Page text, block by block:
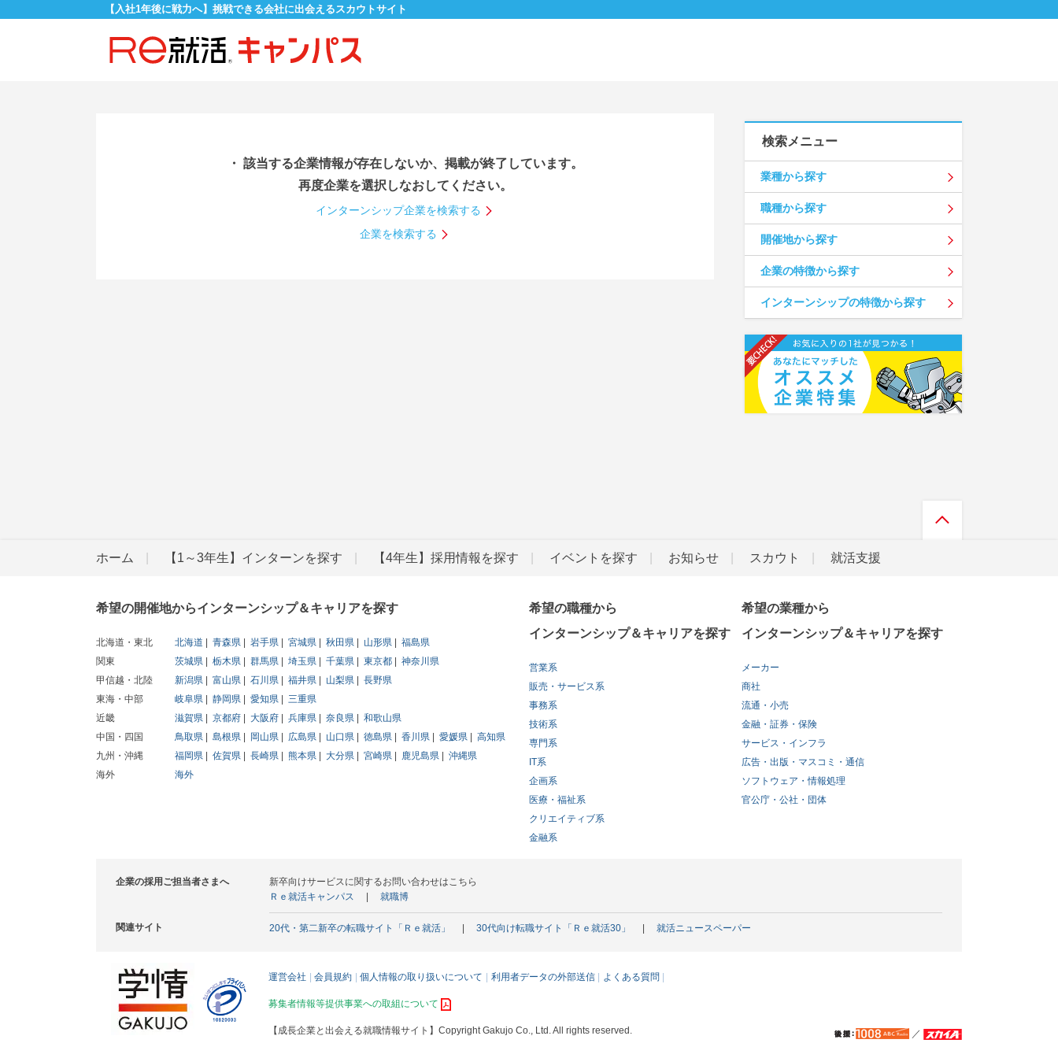
【入社1年後に戦力へ】挑戦できる会社に出会えるスカウトサイト
・ 該当する企業情報が存在しないか、掲載が終了しています。
再度企業を選択しなおしてください。
インターンシップ企業を検索する
企業を検索する
検索メニュー
業種から探す
職種から探す
開催地から探す
企業の特徴から探す
インターンシップの特徴から探す
ホーム 【1～3年生】インターンを探す 【4年生】採用情報を探す イベントを探す お知らせ スカウト 就活支援
希望の開催地からインターンシップ＆キャリアを探す
北海道・東北 北海道 青森県 岩手県 宮城県 秋田県 山形県
福島県
関東
茨城県 栃木県 群馬県 埼玉県 千葉県 東京都
神奈川県
甲信越・北陸
新潟県 富山県 石川県 福井県 山梨県
長野県
東海・中部
岐阜県 静岡県 愛知県
三重県
近畿
滋賀県 京都府 大阪府 兵庫県 奈良県
和歌山県
中国・四国
鳥取県 島根県 岡山県 広島県 山口県 徳島県 香川県 愛媛県
高知県
九州・沖縄
福岡県 佐賀県 長崎県 熊本県 大分県 宮崎県 鹿児島県
沖縄県
海外
海外
希望の職種から
インターンシップ＆キャリアを探す
営業系
販売・サービス系
事務系
技術系
専門系
IT系
企画系
医療・福祉系
クリエイティブ系
金融系
希望の業種から
インターンシップ＆キャリアを探す
メーカー
商社
流通・小売
金融・証券・保険
サービス・インフラ
広告・出版・マスコミ・通信
ソフトウェア・情報処理
官公庁・公社・団体
企業の採用ご担当者さまへ
新卒向けサービスに関するお問い合わせはこちら
Ｒｅ就活キャンパス
就職博
関連サイト 20代・第二新卒の転職サイト「Ｒｅ就活」 30代向け転職サイト「Ｒｅ就活30」 就活ニュースペーパー
運営会社 会員規約 個人情報の取り扱いについて 利用者データの外部送信 よくある質問
募集者情報等提供事業への取組について
【成長企業と出会える就職情報サイト】 Copyright Gakujo Co., Ltd. All rights reserved. ／